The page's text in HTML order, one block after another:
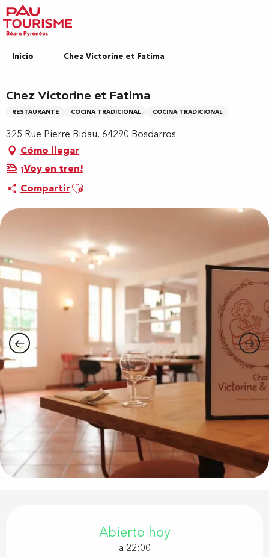
Aller
au
contenu
principal
Inicio Chez Victorine et Fatima
Chez Victorine et Fatima
RESTAURANTE COCINA TRADICIONAL COCINA TRADICIONAL
325 Rue Pierre Bidau, 64290 Bosdarros
Cómo llegar
¡Voy en tren!
CompartirAjouter aux favoris
Abierto hoy
a 22:00